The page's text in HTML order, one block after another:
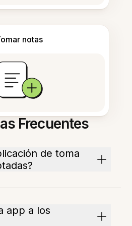
notas
Frecuentes
de toma
app a los